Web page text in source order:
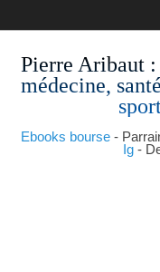
Pierre Aribaut
médecine,
Ebooks bourse-
Ig-